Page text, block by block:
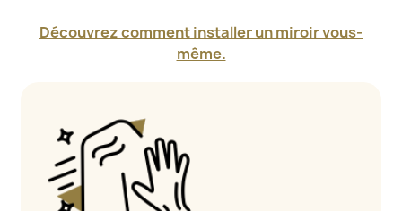
Découvrez comment installer un miroir vous-
même.